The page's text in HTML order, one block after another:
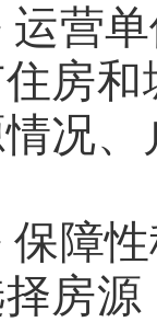
单
房
况
性
房